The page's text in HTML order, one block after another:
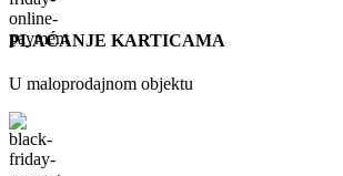
PLAĆANJE KARTICAMA
U maloprodajnom objektu